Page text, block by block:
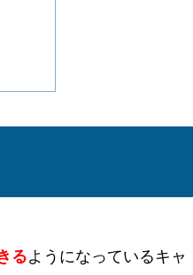
るようになっているキャ